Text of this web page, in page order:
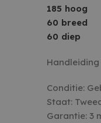
185 hoog
60 breed
60 diep
Conditie:
Staat:
Garantie: 3